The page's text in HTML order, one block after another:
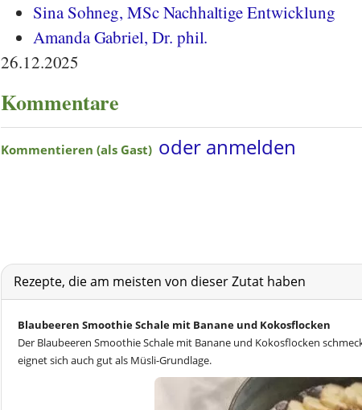
Sina Sohneg, MSc Nachhaltige Entwicklung
Amanda Gabriel, Dr. phil.
26.12.2025
Kommentare
Rezepte, die am meisten von dieser Zutat haben
Blaubeeren Smoothie Schale mit Banane und Kokosflocken
Der Blaubeeren Smoothie Schale mit Banane und Kokosflocken
eignet sich auch gut als Müsli-Grundlage.